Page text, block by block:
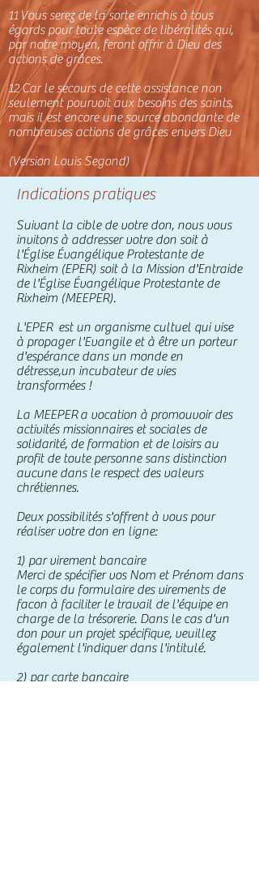
11 Vous serez de la sorte enrichis à tous
égards pour toute espèce de libéralités qui,
par notre moyen, feront offrir à Dieu des
actions de grâces.
12 Car le secours de cette assistance non
seulement pourvoit aux besoins des saints,
mais il est encore une source abondante de
nombreuses actions de grâces envers Dieu
(Version Louis Segond)
Indications pratiques
Suivant la cible de votre don, nous vous
invitons à addresser votre don soit à
l'Église Évangélique Protestante de
Rixheim (EPER) soit à la Mission d'Entraide
de l'Église Évangélique Protestante de
Rixheim (MEEPER).
L'EPER est un organisme cultuel qui vise
à propager l'Evangile et à être un porteur
d'espérance dans un monde en
détresse,un incubateur de vies
transformées !
La MEEPER a vocation à promouvoir des
activités missionnaires et sociales de
solidarité, de formation et de loisirs au
profit de toute personne sans distinction
aucune dans le respect des valeurs
chrétiennes.
Deux possibilités s'offrent à vous pour
réaliser votre don en ligne:
1) par virement bancaire
Merci de spécifier vos Nom et Prénom dans
le corps du formulaire des virements de
facon à faciliter le travail de l'équipe en
charge de la trésorerie. Dans le cas d'un
don pour un projet spécifique, veuillez
également l'indiquer dans l'intitulé.
2) par carte bancaire